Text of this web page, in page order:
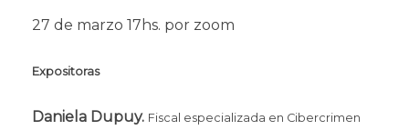
27 de marzo 17hs. por zoom
Expositoras
Daniela Dupuy. Fiscal especializada en Cibercrimen